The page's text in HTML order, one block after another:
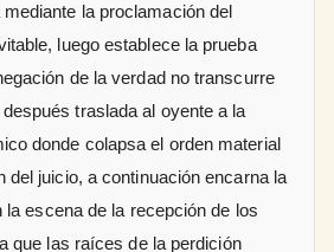
la proclamación del
luego establece la prueba
de la verdad no transcurre
traslada al oyente a la
donde colapsa el orden material
del juicio, a continuación encarna la
la escena de la recepción de los
que las raíces de la perdición